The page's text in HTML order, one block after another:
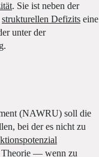
. Sie ist neben der
strukturellen Defizits eine
unter der
(NAWRU) soll die
bei der es nicht zu
Theorie — wenn zu